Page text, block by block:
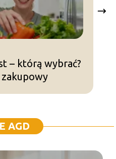
– którą wybrać?
AGD